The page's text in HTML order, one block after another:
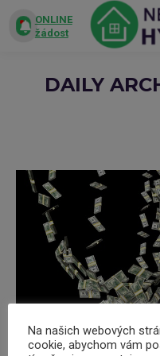
ONLINE
žádost
DAILY
Na našich webových
cookie, abychom vám